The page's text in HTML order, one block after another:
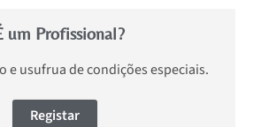
um Profissional?
e usufrua de condições especiais.
Registar